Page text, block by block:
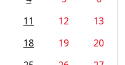
11 12
13
18 19
20